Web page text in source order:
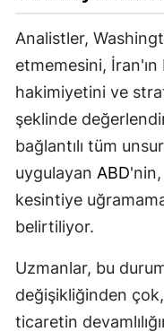
Analistler,
etmemesini,
hakimiyetini ve
şeklinde
bağlantılı tüm
uygulayan ABD'nin,
kesintiye
belirtiliyor.
Uzmanlar, bu
değişikliğinden
ticaretin